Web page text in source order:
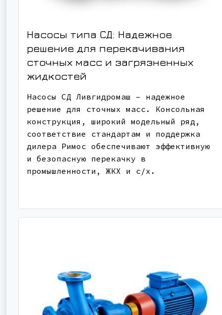
Насосы типа СД: Надежное
решение для перекачивания
сточных масс и загрязненных
жидкостей
Насосы СД Ливгидромаш – надежное
решение для сточных масс. Консольная
конструкция, широкий модельный ряд,
соответствие стандартам и поддержка
дилера Римос обеспечивают эффективную
и безопасную перекачку в
промышленности, ЖКХ и с/х.